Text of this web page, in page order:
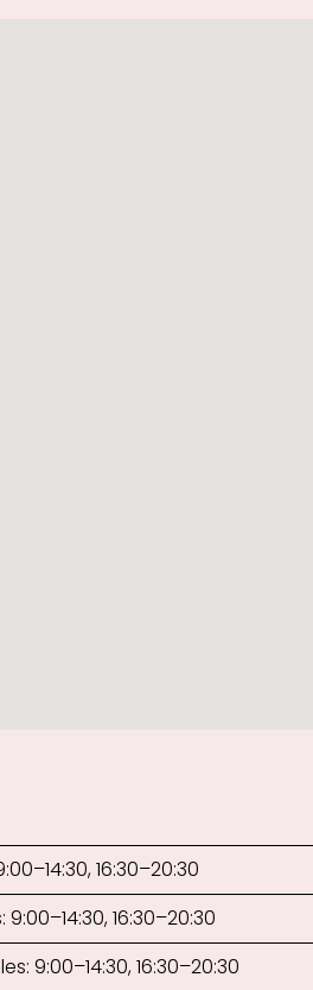
16:30–20:30
16:30–20:30
9:00–14:30, 16:30–20:30